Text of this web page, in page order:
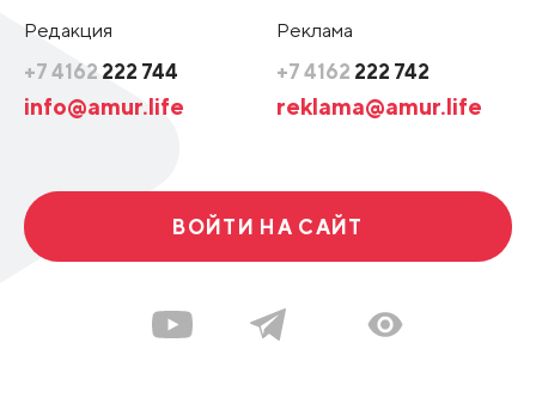
Редакция
+7 4162 222 744
info@amur.life
Реклама
+7 4162 222 742
reklama@amur.life
ВОЙТИ НА САЙТ